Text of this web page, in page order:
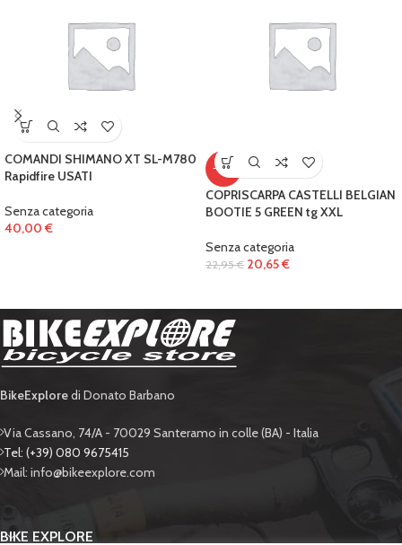
COMANDI SHIMANO XT SL-M780
Rapidfire USATI
Senza categoria
40,00 €
-10%
COPRISCARPA CASTELLI BELGIAN
BOOTIE 5 GREEN tg XXL
Senza categoria
22,95€ 20,65€
BikeExploredi Donato Barbano
Via Cassano, 74/A - 70029 Santeramo in colle (BA) - Italia
Tel: (+39) 080 9675415
Mail: info@bikeexplore.com
BIKE EXPLORE